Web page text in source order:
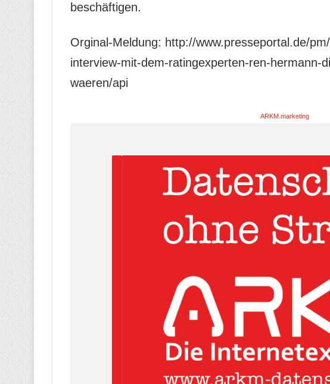
beschäftigen.
Orginal-Meldung: http://www.presseportal.de/
interview-mit-dem-ratingexperten-ren-hermann-
waeren/api
ARKM.marketing